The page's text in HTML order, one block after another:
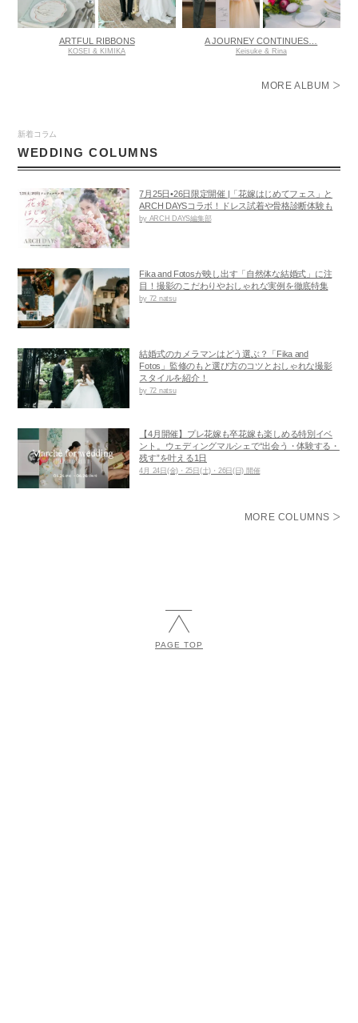
ARTFUL RIBBONS
KOSEI & KIMIKA
A JOURNEY CONTINUES…
Keisuke & Rina
MORE ALBUM
新着コラム
WEDDING COLUMNS
7月25日•26日限定開催 |「花嫁はじめてフェス」と
ARCH DAYSコラボ！ドレス試着や骨格診断体験も
by ARCH DAYS編集部
Fika and Fotosが映し出す「自然体な結婚式」に注
目！撮影のこだわりやおしゃれな実例を徹底特集
by 72 natsu
結婚式のカメラマンはどう選ぶ？「Fika and
Fotos」監修のもと選び方のコツとおしゃれな撮影
スタイルを紹介！
by 72 natsu
【4月開催】プレ花嫁も卒花嫁も楽しめる特別イベ
ント。ウェディングマルシェで“出会う・体験する・
残す”を叶える1日
4月 24日(金)・25日(土)・26日(日) 開催
MORE COLUMNS
PAGE TOP